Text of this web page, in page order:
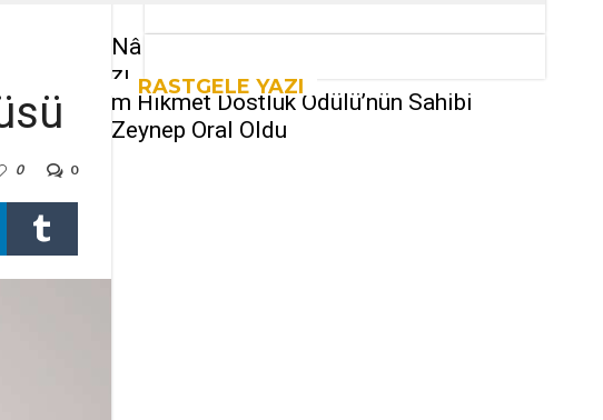
0
0
RASTGELE YAZI
Nâ
zı
m Hikmet Dostluk Ödülü’nün Sahibi
Zeynep Oral Oldu